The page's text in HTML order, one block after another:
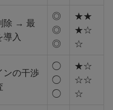
除 → 最
導入
◎
◎
◎
★★
★☆
☆
ンの干渉
◯
◯
◯
★☆
☆☆
☆